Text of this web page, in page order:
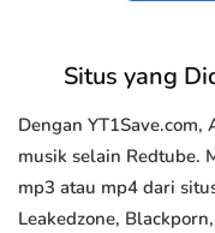
Situs yang
Dengan
musik selain Redtube.
mp3 atau mp4 dari
Leakedzone,